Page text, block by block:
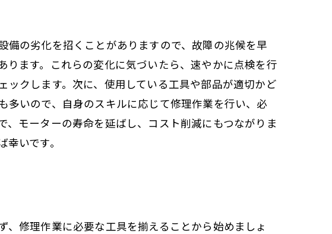
の劣化を招くことがありますので、故障の兆候を早
ます。これらの変化に気づいたら、速やかに点検を行
クします。次に、使用している工具や部品が適切かど
多いので、自身のスキルに応じて修理作業を行い、必
モーターの寿命を延ばし、コスト削減にもつながりま
いです。
修理作業に必要な工具を揃えることから始めましょ